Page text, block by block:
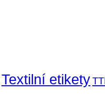
Textilní etikety